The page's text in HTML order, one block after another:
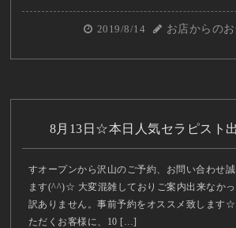
2019/8/14 お店からの
8月13日☆本日人気セラピスト
すオープンから沢山のご予約、お問い合わせ
ます(^^)☆ 大変混雑しておりご案内出来なか
訳ありません。事前予約をオススメ致しま
ただくお客様に、10 […]